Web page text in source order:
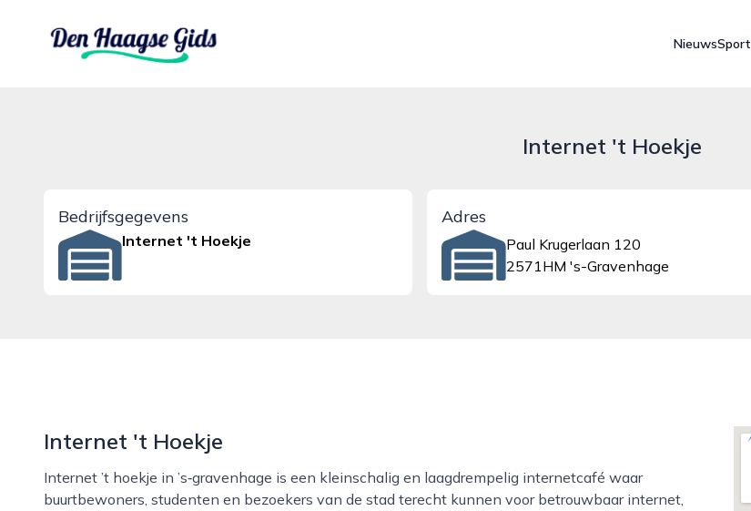
denhaagsegids.nl
NieuwsSport
Internet 't Hoekje
Bedrijfsgegevens
Internet 't Hoekje
Adres
Paul Krugerlaan 120
2571HM 's-Gravenhage
Internet 't Hoekje
Internet ’t hoekje in ’s‑gravenhage is een kleinschalig en laagdrempelig internetcafé waar
buurtbewoners, studenten en bezoekers van de stad terecht kunnen voor betrouwbaar internet,